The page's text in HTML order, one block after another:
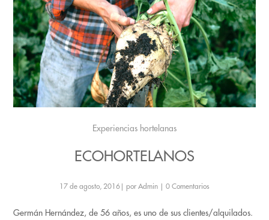
Experiencias hortelanas
ECOHORTELANOS
17 de agosto, 2016 por Admin 0 Comentarios
Germán Hernández, de 56 años, es uno de sus clientes/alquilados.